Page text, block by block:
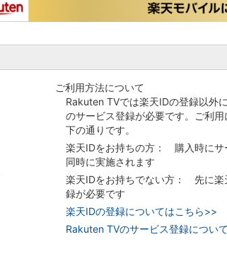
ご利用方法について
Rakuten TVでは楽天IDの登録以外
のサービス登録が必要です。ご利用
下の通りです。
楽天IDをお持ちの方： 購入時にサ
同時に実施されます
楽天IDをお持ちでない方： 先に楽
録が必要です
楽天IDの登録についてはこちら>>
Rakuten TVのサービス登録につい